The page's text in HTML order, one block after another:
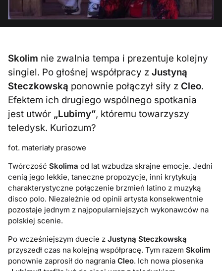
Skolim nie zwalnia tempa i prezentuje kolejny
singiel. Po głośnej współpracy zJustyną
Steczkowską ponownie połączył siły z Cleo.
Efektem ich drugiego wspólnego spotkania
jest utwór „Lubimy”, któremu towarzyszy
teledysk. Kuriozum?
fot. materiały prasowe
TwórczośćSkolima od lat wzbudza skrajne emocje. Jedni
cenią jego lekkie, taneczne propozycje, inni krytykują
charakterystyczne połączenie brzmień latino z muzyką
disco polo. Niezależnie od opinii artysta konsekwentnie
pozostaje jednym z najpopularniejszych wykonawców na
polskiej scenie.
Po wcześniejszym duecie zJustyną Steczkowską
przyszedł czas na kolejną współpracę. Tym razemSkolim
ponownie zaprosił do nagraniaCleo. Ich nowa piosenka